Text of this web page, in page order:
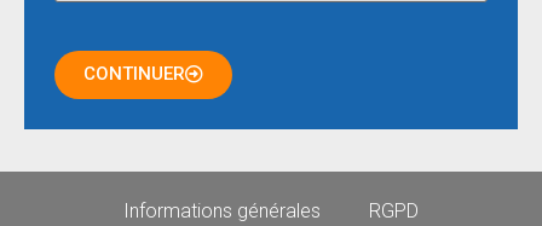
CONTINUER
Informations générales RGPD